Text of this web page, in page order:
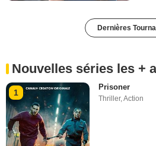
Dernières
Nouvelles séries les +
1
Prisoner
Thriller,Action